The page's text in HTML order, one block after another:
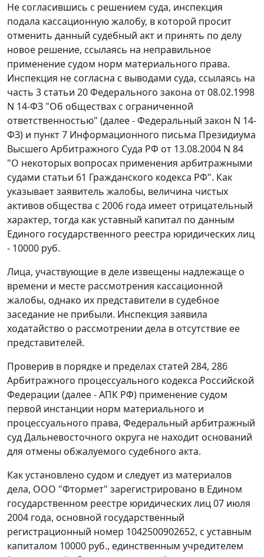
Не согласившись с решением суда, инспекция
подала кассационную жалобу, в которой просит
отменить данный судебный акт и принять по делу
новое решение, ссылаясь на неправильное
применение судом норм материального права.
Инспекция не согласна с выводами суда, ссылаясь на
часть 3 статьи 20Федерального закона от 08.02.1998
N 14-ФЗ "Об обществах с ограниченной
ответственностью" (далее - Федеральный закон N 14-
ФЗ) и пункт 7 Информационного письма Президиума
Высшего Арбитражного Суда РФ от 13.08.2004 N 84
"О некоторых вопросах применения арбитражными
судами статьи 61 Гражданского кодекса РФ". Как
указывает заявитель жалобы, величина чистых
активов общества с 2006 года имеет отрицательный
характер, тогда как уставный капитал по данным
Единого государственного реестра юридических лиц
- 10000 руб.
Лица, участвующие в деле извещены надлежаще о
времени и месте рассмотрения кассационной
жалобы, однако их представители в судебное
заседание не прибыли. Инспекция заявила
ходатайство о рассмотрении дела в отсутствие ее
представителей.
Проверив в порядке и пределах статей 284, 286
Арбитражного процессуального кодекса Российской
Федерации (далее - АПК РФ) применение судом
первой инстанции норм материального и
процессуального права, Федеральный арбитражный
суд Дальневосточного округа не находит оснований
для отмены обжалуемого судебного акта.
Как установлено судом и следует из материалов
дела, ООО "Фтормет" зарегистрировано в Едином
государственном реестре юридических лиц 07 июля
2004 года, основной государственный
регистрационный номер 1042500902652, с уставным
капиталом 10000 руб., единственным учредителем